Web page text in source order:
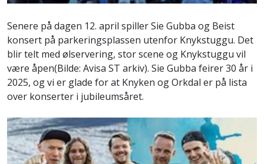
Senere på dagen 12. april spiller Sie Gubba og Beist
konsert på parkeringsplassen utenfor Knykstuggu. Det
blir telt med ølservering, stor scene og Knykstuggu vil
være åpen(Bilde: Avisa ST arkiv). Sie Gubba feirer 30 år i
2025, og vi er glade for at Knyken og Orkdal er på lista
over konserter i jubileumsåret.